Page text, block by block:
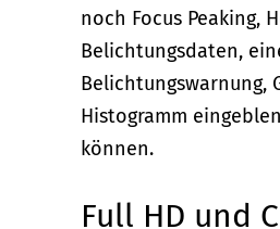
noch Focus Peaking,
Belichtungsdaten,
Belichtungswarnung,
Histogramm
können.
Full HD und